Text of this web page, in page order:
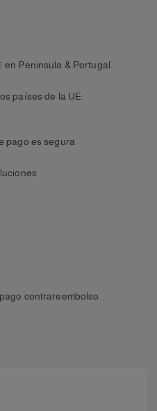
en Peninsula & Portugal.
países de la UE.
pago es segura
contrareembolso